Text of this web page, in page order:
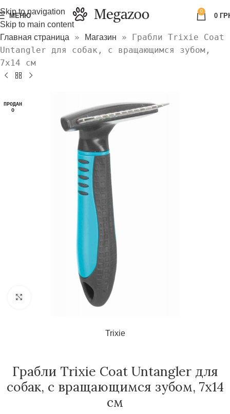
Skip to navigation
Skip to main content
МЕНЮ
0
0
Главная страница » Магазин » Грабли Trixie Coat
Untangler для собак, с вращающимся зубом,
7х14 см
ПРОДАН
О
Нажмите, чтобы увеличить
Trixie
Грабли Trixie Coat Untangler для
собак, с вращающимся зубом, 7х14
см